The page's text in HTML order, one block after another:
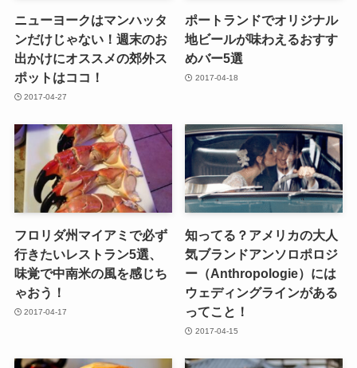
ニューヨークはマンハッタ
ンだけじゃない！週末のお
出かけにオススメの郊外ス
ポットはココ！
2017-04-27
ポートランドでオリジナル
地ビールが味わえるおすす
めバー5選
2017-04-18
フロリダ州マイアミで必ず
行きたいレストラン5選、
味覚で中南米の風を感じち
ゃおう！
2017-04-17
知ってる？アメリカの大人
気ブランドアンソロポロジ
ー（Anthropologie）には
ウェディングラインがある
ってこと！
2017-04-15